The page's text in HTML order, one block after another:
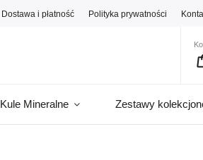
Dostawa i płatność Polityka prywatności
Kule Mineralne Zestawy